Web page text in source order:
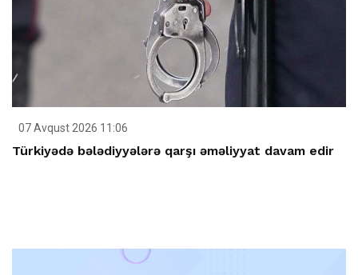
07 Avqust 2026 11:06
Türkiyədə bələdiyyələrə qarşı əməliyyat davam edir